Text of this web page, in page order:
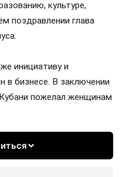
культуре,
поздравлении глава
инициативу и
в бизнесе. В заключении
пожелал женщинам